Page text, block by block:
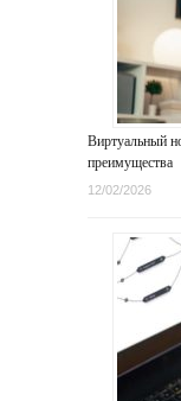
Виртуальный
преимущества
12/02/2026